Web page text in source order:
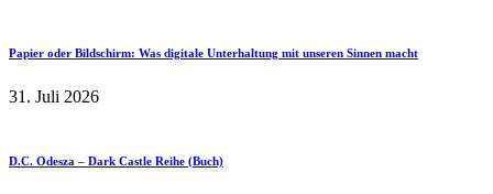
Papier oder Bildschirm: Was digitale Unterhaltung mit unseren Sinnen macht
31. Juli 2026
D.C. Odesza – Dark Castle Reihe (Buch)